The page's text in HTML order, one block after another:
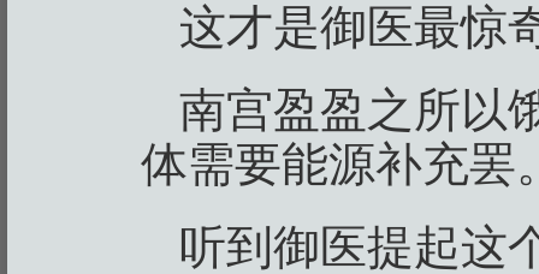
这才是御医最惊
南宫盈盈之所以
体需要能源补充罢
听到御医提起这